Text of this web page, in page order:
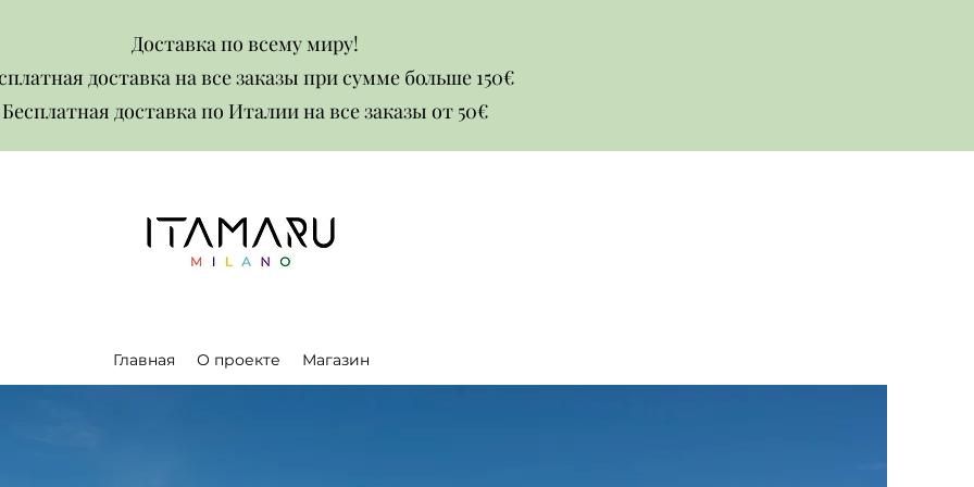
Доставка по всему миру!
доставка на все заказы при сумме больше 150€
Бесплатная доставка по Италии на все заказы от 50€​​​
Главная О проекте Магазин